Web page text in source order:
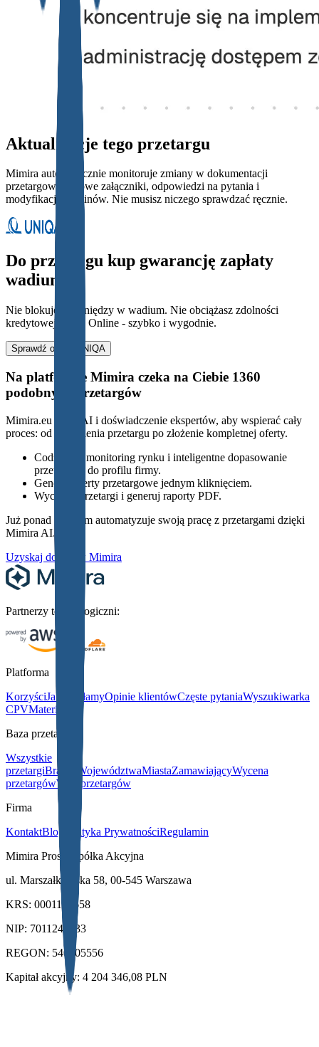
Aktualizacje tego przetargu
Mimira automatycznie monitoruje zmiany w dokumentacji
przetargowej - nowe załączniki, odpowiedzi na pytania i
modyfikacje terminów. Nie musisz niczego sprawdzać ręcznie.
Do przetargu kup gwarancję zapłaty
wadium.
Nie blokujesz pieniędzy w wadium. Nie obciążasz zdolności
kredytowej firmy. Online - szybko i wygodnie.
Sprawdź ofertę UNIQA
Na platformie Mimira czeka na Ciebie 1360
podobnych przetargów
Mimira.eu łączy AI i doświadczenie ekspertów, aby wspierać cały
proces: od znalezienia przetargu po złożenie kompletnej oferty.
Codzienny monitoring rynku i inteligentne dopasowanie
przetargów do profilu firmy.
Generuj oferty przetargowe jednym kliknięciem.
Wyceniaj przetargi i generuj raporty PDF.
Już ponad 100 firm automatyzuje swoją pracę z przetargami dzięki
Mimira AI.
Uzyskaj dostęp w Mimira
Partnerzy technologiczni:
Platforma
KorzyściJak działamyOpinie klientówCzęste pytaniaWyszukiwarka
CPVMateriały
Baza przetargów
Wszystkie
przetargiBranże WojewództwaMiastaZamawiającyWycena
przetargówWiki przetargów
Firma
KontaktBlog Polityka PrywatnościRegulamin
Mimira Prosta Spółka Akcyjna
ul. Marszałkowska 58, 00-545 Warszawa
KRS: 0001155658
NIP: 7011246033
REGON: 540905556
Kapitał akcyjny: 4 204 346,08 PLN